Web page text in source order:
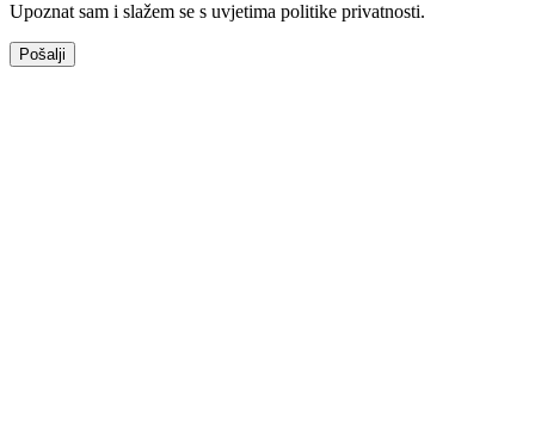
Upoznat sam i slažem se s uvjetima politike privatnosti.
Pošalji